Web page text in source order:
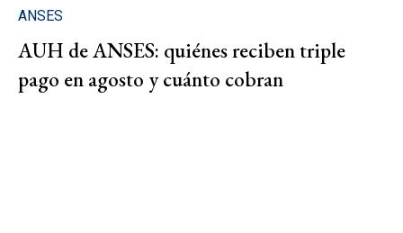
ANSES
AUH de ANSES: quiénes reciben triple
pago en agosto y cuánto cobran